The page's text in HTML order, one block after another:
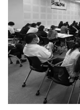
Search
for: